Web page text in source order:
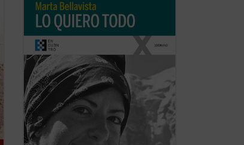
La vida de Marta, una larga carrera de
apenas veintisiete años, se tornará
dramática y lúcida con la reaparición de
la enfermedad que la llevaría a la muerte
dos años después. Marta afrontará esta
circunstancia como ocasión para vivir ...
(ver ficha)